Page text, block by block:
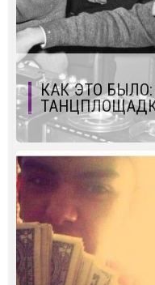
КАК ЭТО